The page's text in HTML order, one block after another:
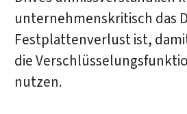
unternehmenskritisch das
Festplattenverlust ist,
die
nutzen.